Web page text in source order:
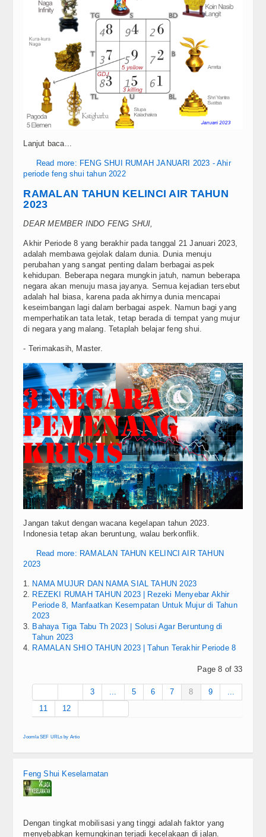
Lanjut baca...
Read more: FENG SHUI RUMAH JANUARI 2023 - Ahir
periode feng shui tahun 2022
RAMALAN TAHUN KELINCI AIR TAHUN
2023
DEAR MEMBER INDO FENG SHUI,
Akhir Periode 8 yang berakhir pada tanggal 21 Januari 2023,
adalah membawa gejolak dalam dunia. Dunia menuju
perubahan yang sangat penting dalam berbagai aspek
kehidupan. Beberapa negara mungkin jatuh, namun beberapa
negara akan menuju masa jayanya. Semua kejadian tersebut
adalah hal biasa, karena pada akhirnya dunia mencapai
keseimbangan lagi dalam berbagai aspek. Namun bagi yang
memperhatikan tata letak, tetap berada di tempat yang mujur
di negara yang malang. Tetaplah belajar feng shui.
- Terimakasih, Master.
Jangan takut dengan wacana kegelapan tahun 2023.
Indonesia tetap akan beruntung, walau berkonflik.
Read more: RAMALAN TAHUN KELINCI AIR TAHUN
2023
NAMA MUJUR DAN NAMA SIAL TAHUN 2023
REZEKI RUMAH TAHUN 2023 | Rezeki Menyebar Akhir
Periode 8, Manfaatkan Kesempatan Untuk Mujur di Tahun
2023
Bahaya Tiga Tabu Th 2023 | Solusi Agar Beruntung di
Tahun 2023
RAMALAN SHIO TAHUN 2023 | Tahun Terakhir Periode 8
Page 8 of 33
3 5 6 7 8 9
11
12
Joomla SEF URLs by Artio
Feng Shui Keselamatan
Dengan tingkat mobilisasi yang tinggi adalah faktor yang
menyebabkan kemungkinan terjadi kecelakaan di jalan.